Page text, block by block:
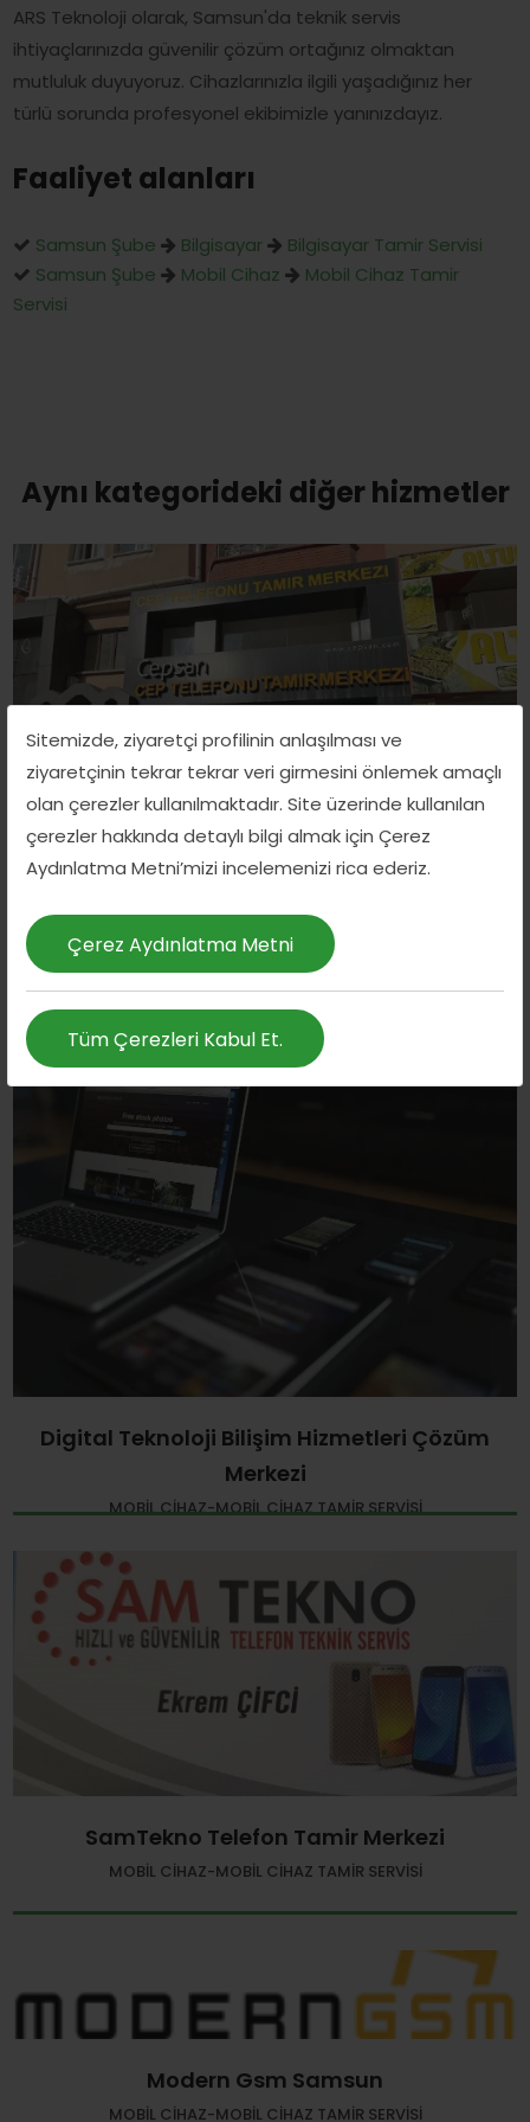
Sitemizde, ziyaretçi profilinin anlaşılması ve
ziyaretçinin tekrar tekrar veri girmesini önlemek amaçlı
olan çerezler kullanılmaktadır. Site üzerinde kullanılan
çerezler hakkında detaylı bilgi almak için Çerez
Aydınlatma Metni’mizi incelemenizi rica ederiz.
Çerez Aydınlatma Metni
Tüm Çerezleri Kabul Et.
ARS Teknoloji olarak, Samsun'da teknik servis
ihtiyaçlarınızda güvenilir çözüm ortağınız olmaktan
mutluluk duyuyoruz. Cihazlarınızla ilgili yaşadığınız her
türlü sorunda profesyonel ekibimizle yanınızdayız.
Faaliyet alanları
Samsun Şube Bilgisayar
Bilgisayar Tamir Servisi
Samsun Şube
Mobil Cihaz
Mobil Cihaz Tamir
Servisi
Aynı kategorideki diğer hizmetler
Cepsan Cep Telefonu Tamir Merkezi
MOBIL CIHAZ-MOBIL CIHAZ TAMIR SERVISI
Digital Teknoloji Bilişim Hizmetleri Çözüm
Merkezi
MOBIL CIHAZ-MOBIL CIHAZ TAMIR SERVISI
SamTekno Telefon Tamir Merkezi
MOBIL CIHAZ-MOBIL CIHAZ TAMIR SERVISI
Modern Gsm Samsun
MOBIL CIHAZ-MOBIL CIHAZ TAMIR SERVISI